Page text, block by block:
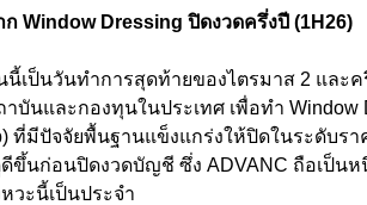
ก Window Dressing ปิดงวดครึ่งปี (1H26)
นี้เป็นวันทำการสุดท้ายของไตรมาส 2 และ
บันและกองทุนในประเทศ เพื่อทำ
ที่มีปัจจัยพื้นฐานแข็งแกร่งให้ปิดในระดับ
ดีขึ้นก่อนปิดงวดบัญชี ซึ่ง ADVANC ถือเป็น
วะนี้เป็นประจำ